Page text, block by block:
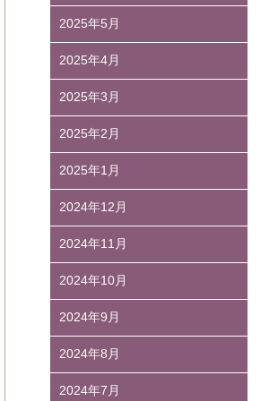
2025年5月
2025年4月
2025年3月
2025年2月
2025年1月
2024年12月
2024年11月
2024年10月
2024年9月
2024年8月
2024年7月